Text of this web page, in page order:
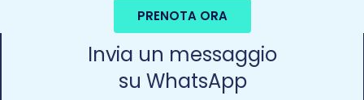
PRENOTA ORA
Invia un messaggio
su WhatsApp